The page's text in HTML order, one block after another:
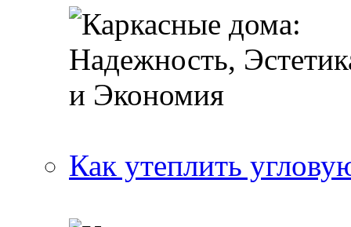
Как утеплить